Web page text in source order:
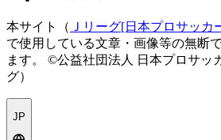
本サイト（ Ｊリーグ[日本プロサッカ
で使用している文章・画像等の無断
ます。
©公益社団法人 日本プロサッ
グ）
JP